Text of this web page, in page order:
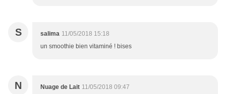
S salima 11/05/2018 15:18
un smoothie bien vitaminé ! bises
N Nuage de Lait 11/05/2018 09:47